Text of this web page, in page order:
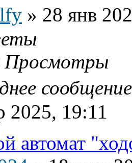
» 28 янв
Просмотры
2025, 19:11
автомат